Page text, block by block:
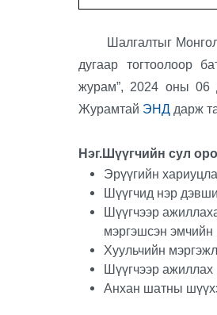
Шалгалтыг Монгол
дугаар тогтоолоор
журам”, 2024 оны 06
Журамтай ЭНД дарж
Нэг.Шүүгчийн сул
Эрүүгийн
Шүүгчид нэр
Шүүгчээр
мэргэшсэн эмчийн
Хуульчийн
Шүүгчээр ажиллах
Анхан шатны